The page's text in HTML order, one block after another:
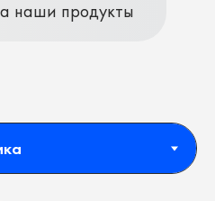
наши продукты